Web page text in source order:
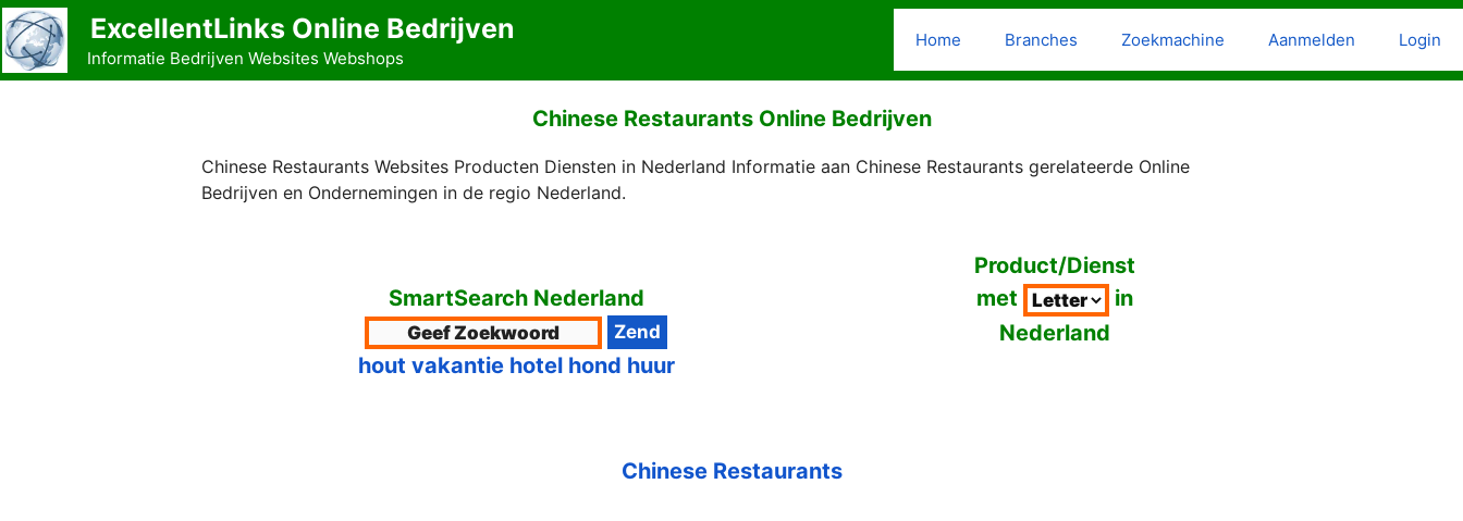
Ga
naar
de
ExcellentLinks Online Bedrijven
Informatie Bedrijven Websites Webshops
Home Branches Zoekmachine Aanmelden Login
Chinese Restaurants Online Bedrijven
Chinese Restaurants Websites Producten Diensten in Nederland Informatie aan Chinese Restaurants gerelateerde Online
Bedrijven en Ondernemingen in de regio Nederland.
SmartSearch Nederland
hout vakantie hotel hond huur
Product/Dienst
met
in
Nederland
Chinese Restaurants